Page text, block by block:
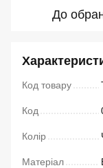
До
Код товару
Код
Колір
Матеріал